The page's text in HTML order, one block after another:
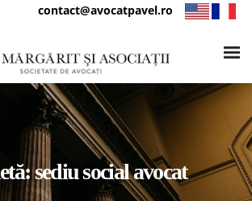
contact@avocatpavel.ro
sediu social avocat